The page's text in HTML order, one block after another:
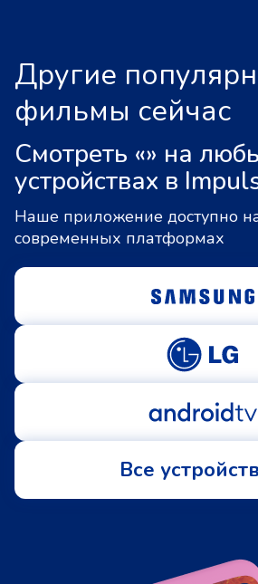
Другие
фильмы сейчас
Смотреть «» на
устройствах в
Наше приложение доступно
современных платформах
Все